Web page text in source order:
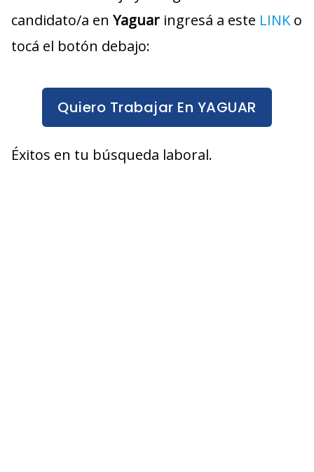
candidato/a en Yaguar ingresá a este LINK o
tocá el botón debajo:
Quiero Trabajar En YAGUAR
Éxitos en tu búsqueda laboral.